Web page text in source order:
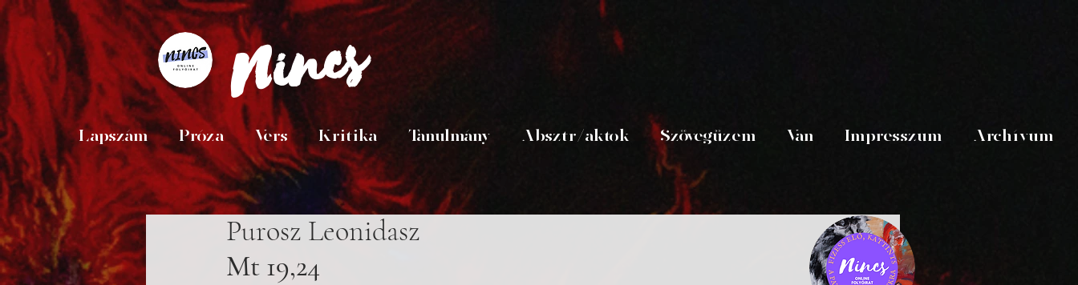
Nincs
Lapszám Próza Vers Kritika Tanulmány Absztr/aktok Szövegüzem Van Impresszum Archívum
Purosz Leonidasz
Mt 19,24